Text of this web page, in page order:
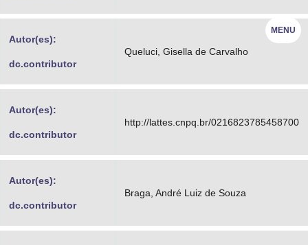
MENU
Autor(es):
dc.contributor
Queluci, Gisella de Carvalho
Autor(es):
dc.contributor
http://lattes.cnpq.br/0216823785458700
Autor(es):
dc.contributor
Braga, André Luiz de Souza